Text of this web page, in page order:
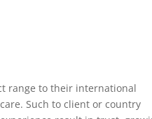
range to their international
Such to client or country